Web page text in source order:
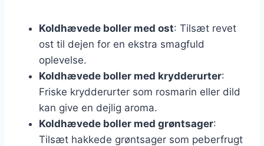
Koldhævede boller med ost: Tilsæt revet
ost til dejen for en ekstra smagfuld
oplevelse.
Koldhævede boller med krydderurter:
Friske krydderurter som rosmarin eller dild
kan give en dejlig aroma.
Koldhævede boller med grøntsager:
Tilsæt hakkede grøntsager som peberfrugt